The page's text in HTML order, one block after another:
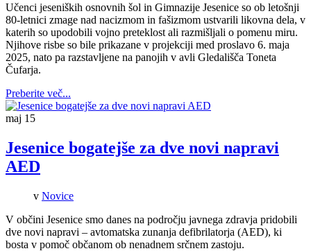
Učenci jeseniških osnovnih šol in Gimnazije Jesenice so ob letošnji
80-letnici zmage nad nacizmom in fašizmom ustvarili likovna dela, v
katerih so upodobili vojno preteklost ali razmišljali o pomenu miru.
Njihove risbe so bile prikazane v projekciji med proslavo 6. maja
2025, nato pa razstavljene na panojih v avli Gledališča Toneta
Čufarja.
Preberite več...
maj 15
Jesenice bogatejše za dve novi napravi
AED
v Novice
V občini Jesenice smo danes na področju javnega zdravja pridobili
dve novi napravi – avtomatska zunanja defibrilatorja (AED), ki
bosta v pomoč občanom ob nenadnem srčnem zastoju.